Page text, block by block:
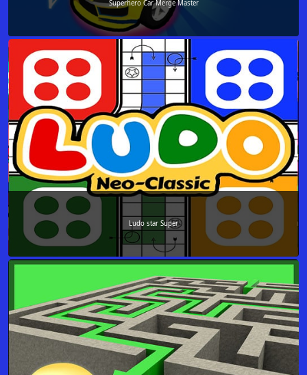
Superhero Car Merge Master
Ludo star Super